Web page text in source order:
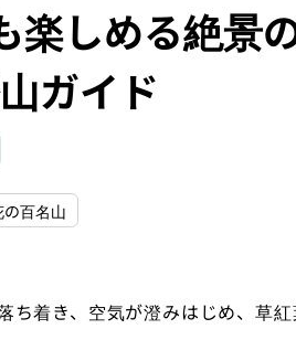
楽しめる絶景
ガイド
の百名山
着き、空気が澄みはじめ、草